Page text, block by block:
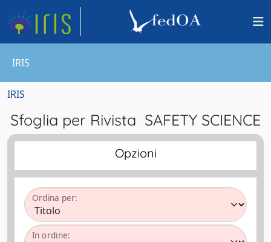
IRIS
IRIS
Sfoglia per Rivista SAFETY SCIENCE
Opzioni
Ordina per:
In ordine: